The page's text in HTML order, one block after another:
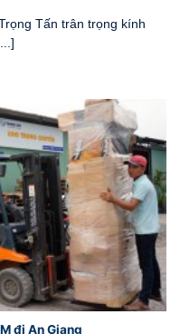
Tấn trân trọng kính
đi An Giang